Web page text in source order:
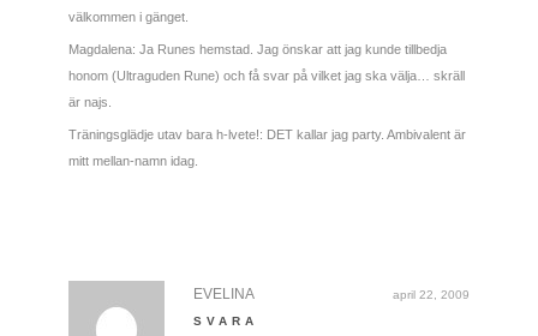
välkommen i gänget.
Magdalena: Ja Runes hemstad. Jag önskar att jag kunde tillbedja
honom (Ultraguden Rune) och få svar på vilket jag ska välja… skräll
är najs.
Träningsglädje utav bara h-lvete!: DET kallar jag party. Ambivalent är
mitt mellan-namn idag.
april 22, 2009
EVELINA
SVARA